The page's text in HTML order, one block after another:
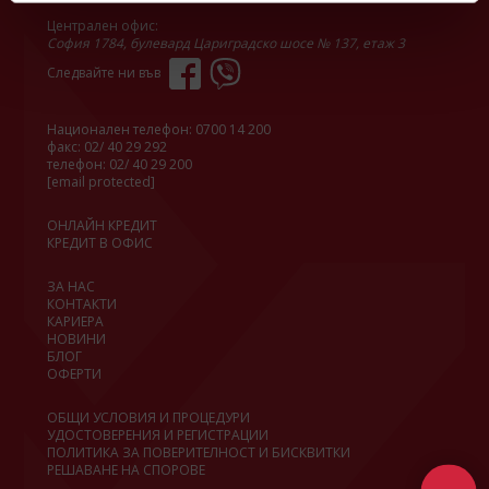
Централен офис:
София 1784, булевард Цариградско шосе № 137, етаж 3
Следвайте ни във
Национален телефон: 0700 14 200
факс: 02/ 40 29 292
телефон: 02/ 40 29 200
[email protected]
ОНЛАЙН КРЕДИТ
КРЕДИТ В ОФИС
ЗА НАС
КОНТАКТИ
КАРИЕРА
НОВИНИ
БЛОГ
ОФЕРТИ
ОБЩИ УСЛОВИЯ И ПРОЦЕДУРИ
УДОСТОВЕРЕНИЯ И РЕГИСТРАЦИИ
ПОЛИТИКА ЗА ПОВЕРИТЕЛНОСТ И БИСКВИТКИ
РЕШАВАНЕ НА СПОРОВЕ